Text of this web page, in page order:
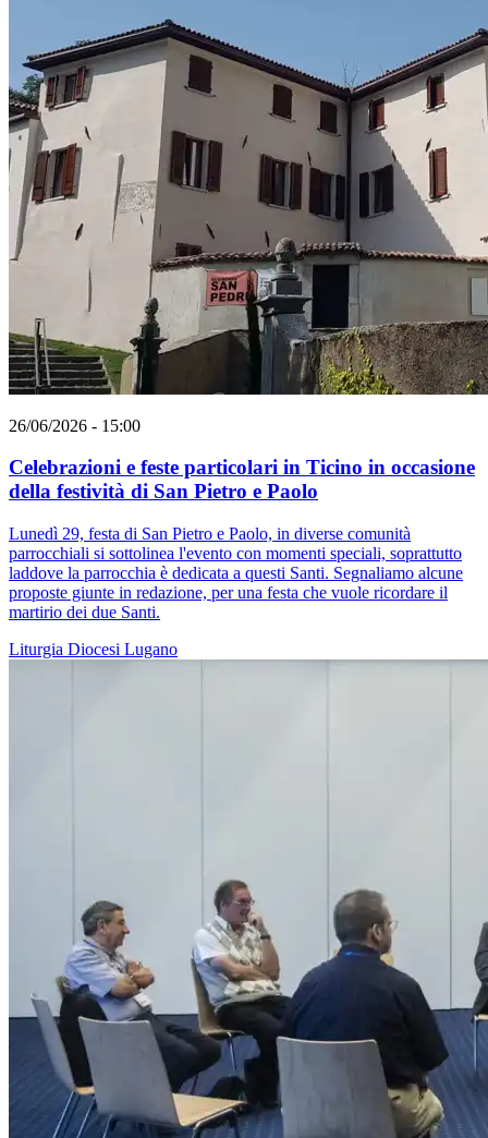
26/06/2026 - 15:00
Celebrazioni e feste particolari in Ticino in occasione
della festività di San Pietro e Paolo
Lunedì 29, festa di San Pietro e Paolo, in diverse comunità
parrocchiali si sottolinea l'evento con momenti speciali, soprattutto
laddove la parrocchia è dedicata a questi Santi. Segnaliamo alcune
proposte giunte in redazione, per una festa che vuole ricordare il
martirio dei due Santi.
Liturgia Diocesi Lugano